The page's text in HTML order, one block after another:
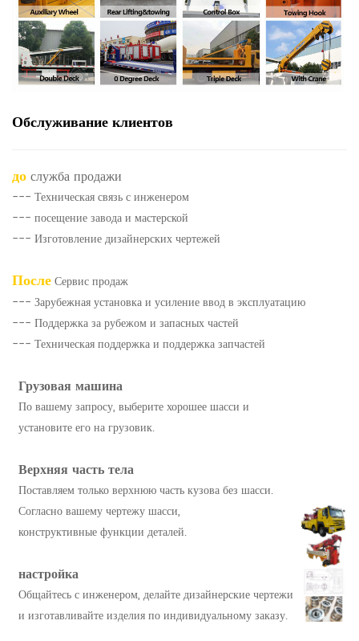
Обслуживание клиентов
дослужба продажи
--- Техническая связь с инженером
--- посещение завода и мастерской
--- Изготовление дизайнерских чертежей
ПослеСервис продаж
--- Зарубежная установка и усиление ввод в эксплуатацию
--- Поддержка за рубежом и запасных частей
--- Техническая поддержка и поддержка запчастей
Грузовая машина
По вашему запросу, выберите хорошее шасси и
установите его на грузовик.
Верхняя часть тела
Поставляем только верхнюю часть кузова без шасси.
Согласно вашему чертежу шасси,
конструктивные функции деталей.
настройка
Общайтесь с инженером, делайте дизайнерские чертежи
и изготавливайте изделия по индивидуальному заказу.